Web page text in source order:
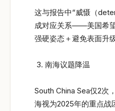
这与报告中“威慑（
成对应关系——美国希
强硬姿态＋避免表面升级
南海议题降温
South China Sea仅2次
海视为2025年的重点战